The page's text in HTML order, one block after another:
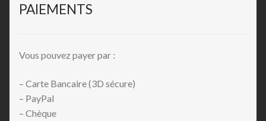
PAIEMENTS
Vous pouvez payer par :
– Carte Bancaire (3D sécure)
– PayPal
– Chèque